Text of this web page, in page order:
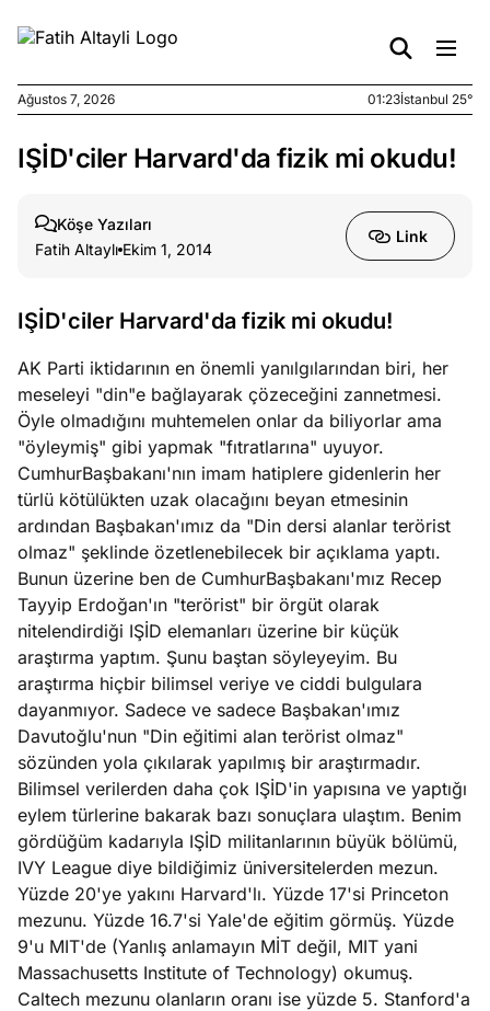
Ağustos
yasalar
Ağustos
stok
caiz
Ağustos
4, 2026
umutlu
ister
Köşe
Yazıları
Spor
Yazıları
Ağustos 7, 2026 01:23İstanbul 25°
IŞİD'ciler Harvard'da fizik mi okudu!
Köşe Yazıları
Fatih Altaylı Ekim 1, 2014
Link
IŞİD'ciler Harvard'da fizik mi okudu!
AK Parti iktidarının en önemli yanılgılarından biri, her
meseleyi "din"e bağlayarak çözeceğini zannetmesi.
Öyle olmadığını muhtemelen onlar da biliyorlar ama
"öyleymiş" gibi yapmak "fıtratlarına" uyuyor.
CumhurBaşbakanı'nın imam hatiplere gidenlerin her
türlü kötülükten uzak olacağını beyan etmesinin
ardından Başbakan'ımız da "Din dersi alanlar terörist
olmaz" şeklinde özetlenebilecek bir açıklama yaptı.
Bunun üzerine ben de CumhurBaşbakanı'mız Recep
Tayyip Erdoğan'ın "terörist" bir örgüt olarak
nitelendirdiği IŞİD elemanları üzerine bir küçük
araştırma yaptım. Şunu baştan söyleyeyim. Bu
araştırma hiçbir bilimsel veriye ve ciddi bulgulara
dayanmıyor. Sadece ve sadece Başbakan'ımız
Davutoğlu'nun "Din eğitimi alan terörist olmaz"
sözünden yola çıkılarak yapılmış bir araştırmadır.
Bilimsel verilerden daha çok IŞİD'in yapısına ve yaptığı
eylem türlerine bakarak bazı sonuçlara ulaştım. Benim
gördüğüm kadarıyla IŞİD militanlarının büyük bölümü,
IVY League diye bildiğimiz üniversitelerden mezun.
Yüzde 20'ye yakını Harvard'lı. Yüzde 17'si Princeton
mezunu. Yüzde 16.7'si Yale'de eğitim görmüş. Yüzde
9'u MIT'de (Yanlış anlamayın MİT değil, MIT yani
Massachusetts Institute of Technology) okumuş.
Caltech mezunu olanların oranı ise yüzde 5. Stanford'a